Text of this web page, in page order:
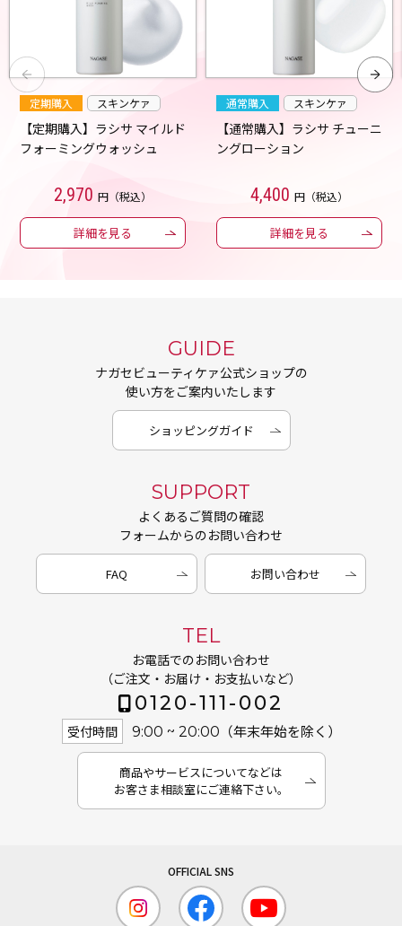
定期購入 スキンケァ
【定期購入】ラシサ マイルド
フォーミングウォッシュ
2,970 円（税込）
詳細を見る
通常購入 スキンケァ
【通常購入】ラシサ チューニ
ングローション
4,400 円（税込）
詳細を見る
GUIDE
ナガセビューティケァ公式ショップの
使い方をご案内いたします
ショッピングガイド
SUPPORT
よくあるご質問の確認
フォームからのお問い合わせ
FAQ お問い合わせ
TEL
お電話でのお問い合わせ
（ご注文・お届け・お支払いなど）
0120-111-002
受付時間 9:00 ~ 20:00 （年末年始を除く）
商品やサービスについてなどは
お客さま相談室にご連絡下さい。